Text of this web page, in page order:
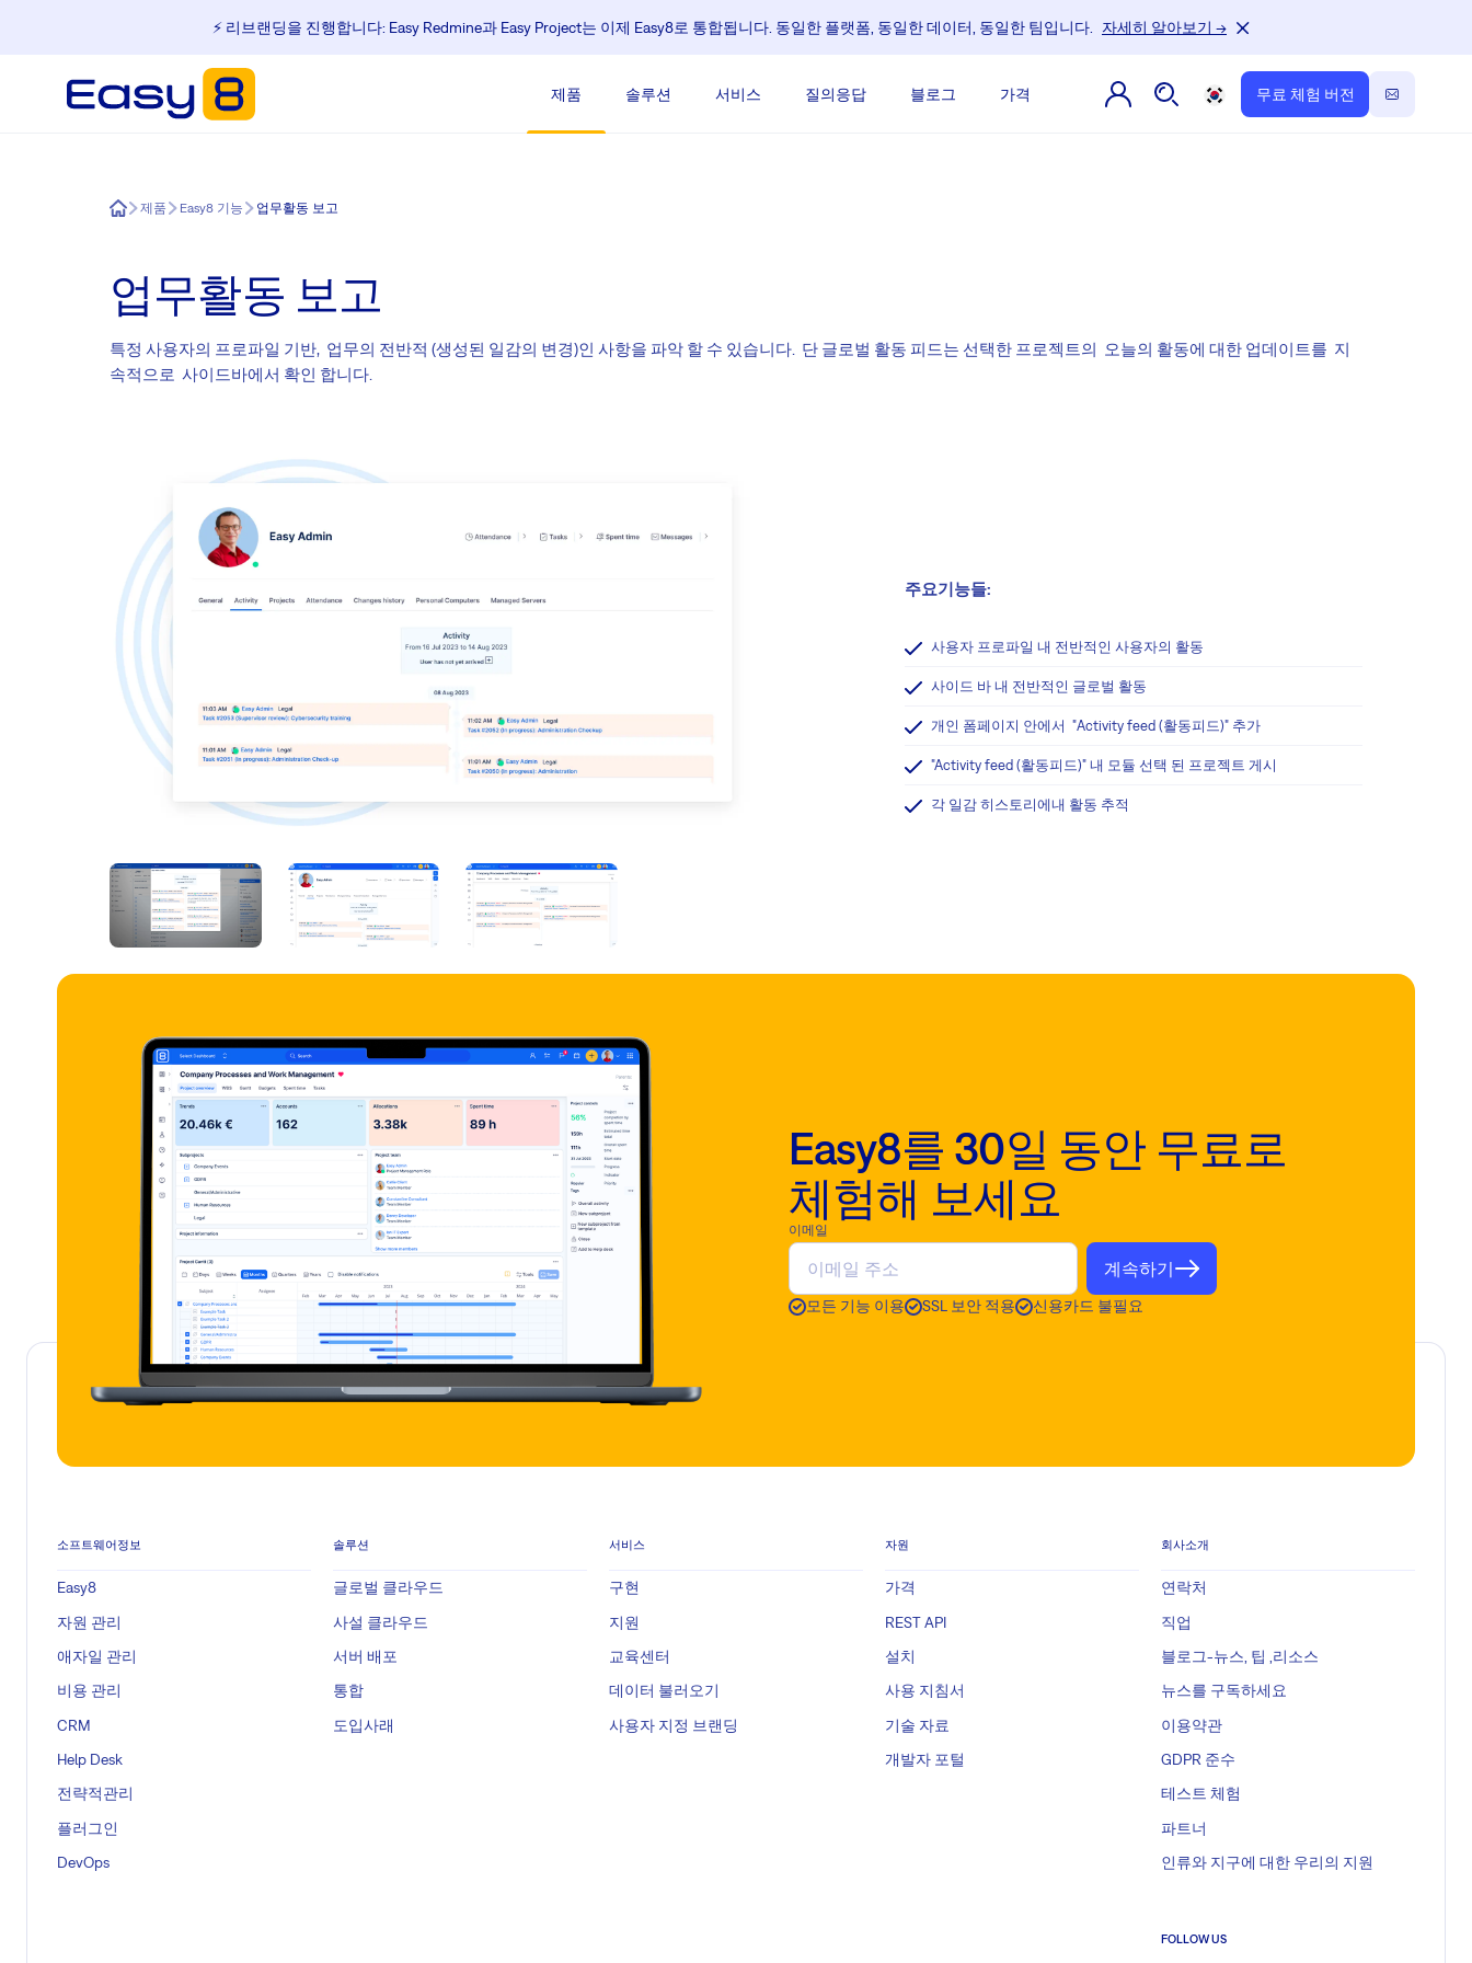
⚡️ 리브랜딩을 진행합니다: Easy Redmine과 Easy Project는 이제 Easy8로 통합됩니다. 동일한 플랫폼, 동일한 데이터, 동일한 팀입니다. 자세히 알아보기 →
제품 솔루션 서비스 질의응답 블로그 가격 무료 체험 버전
Easy8제품 Easy8 기능 업무활동 보고
업무활동 보고
특정 사용자의 프로파일 기반, 업무의 전반적 (생성된 일감의 변경)인 사항을 파악 할 수 있습니다. 단 글로벌 활동 피드는 선택한 프로젝트의 오늘의 활동에 대한 업데이트를 지
속적으로 사이드바에서 확인 합니다.
주요기능들:
사용자 프로파일 내 전반적인 사용자의 활동
사이드 바 내 전반적인 글로벌 활동
개인 폼페이지 안에서 "Activity feed (활동피드)" 추가
"Activity feed (활동피드)" 내 모듈 선택 된 프로젝트 게시
각 일감 히스토리에내 활동 추적
Easy8를 30일 동안 무료로
체험해 보세요
이메일
계속하기
모든 기능 이용 SSL 보안 적용 신용카드 불필요
소프트웨어정보
Easy8
자원 관리
애자일 관리
비용 관리
CRM
Help Desk
전략적관리
플러그인
DevOps
솔루션
글로벌 클라우드
사설 클라우드
서버 배포
통합
도입사래
서비스
구현
지원
교육센터
데이터 불러오기
사용자 지정 브랜딩
자원
가격
REST API
설치
사용 지침서
기술 자료
개발자 포털
회사소개
연락처
직업
블로그-뉴스, 팁 ,리소스
뉴스를 구독하세요
이용약관
GDPR 준수
테스트 체험
파트너
인류와 지구에 대한 우리의 지원
FOLLOW US